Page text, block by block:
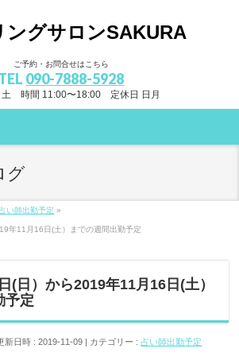
ご予約・お問合せはこちら
090-7888-5928
土 時間 11:00〜18:00 定休日 日月
グ
い師出勤予定 »
年11月16日(土）までの週間出勤予定
(日）から2019年11月16日(土）
予定
新日時 : 2019-11-09 カテゴリー :占い師出勤予定